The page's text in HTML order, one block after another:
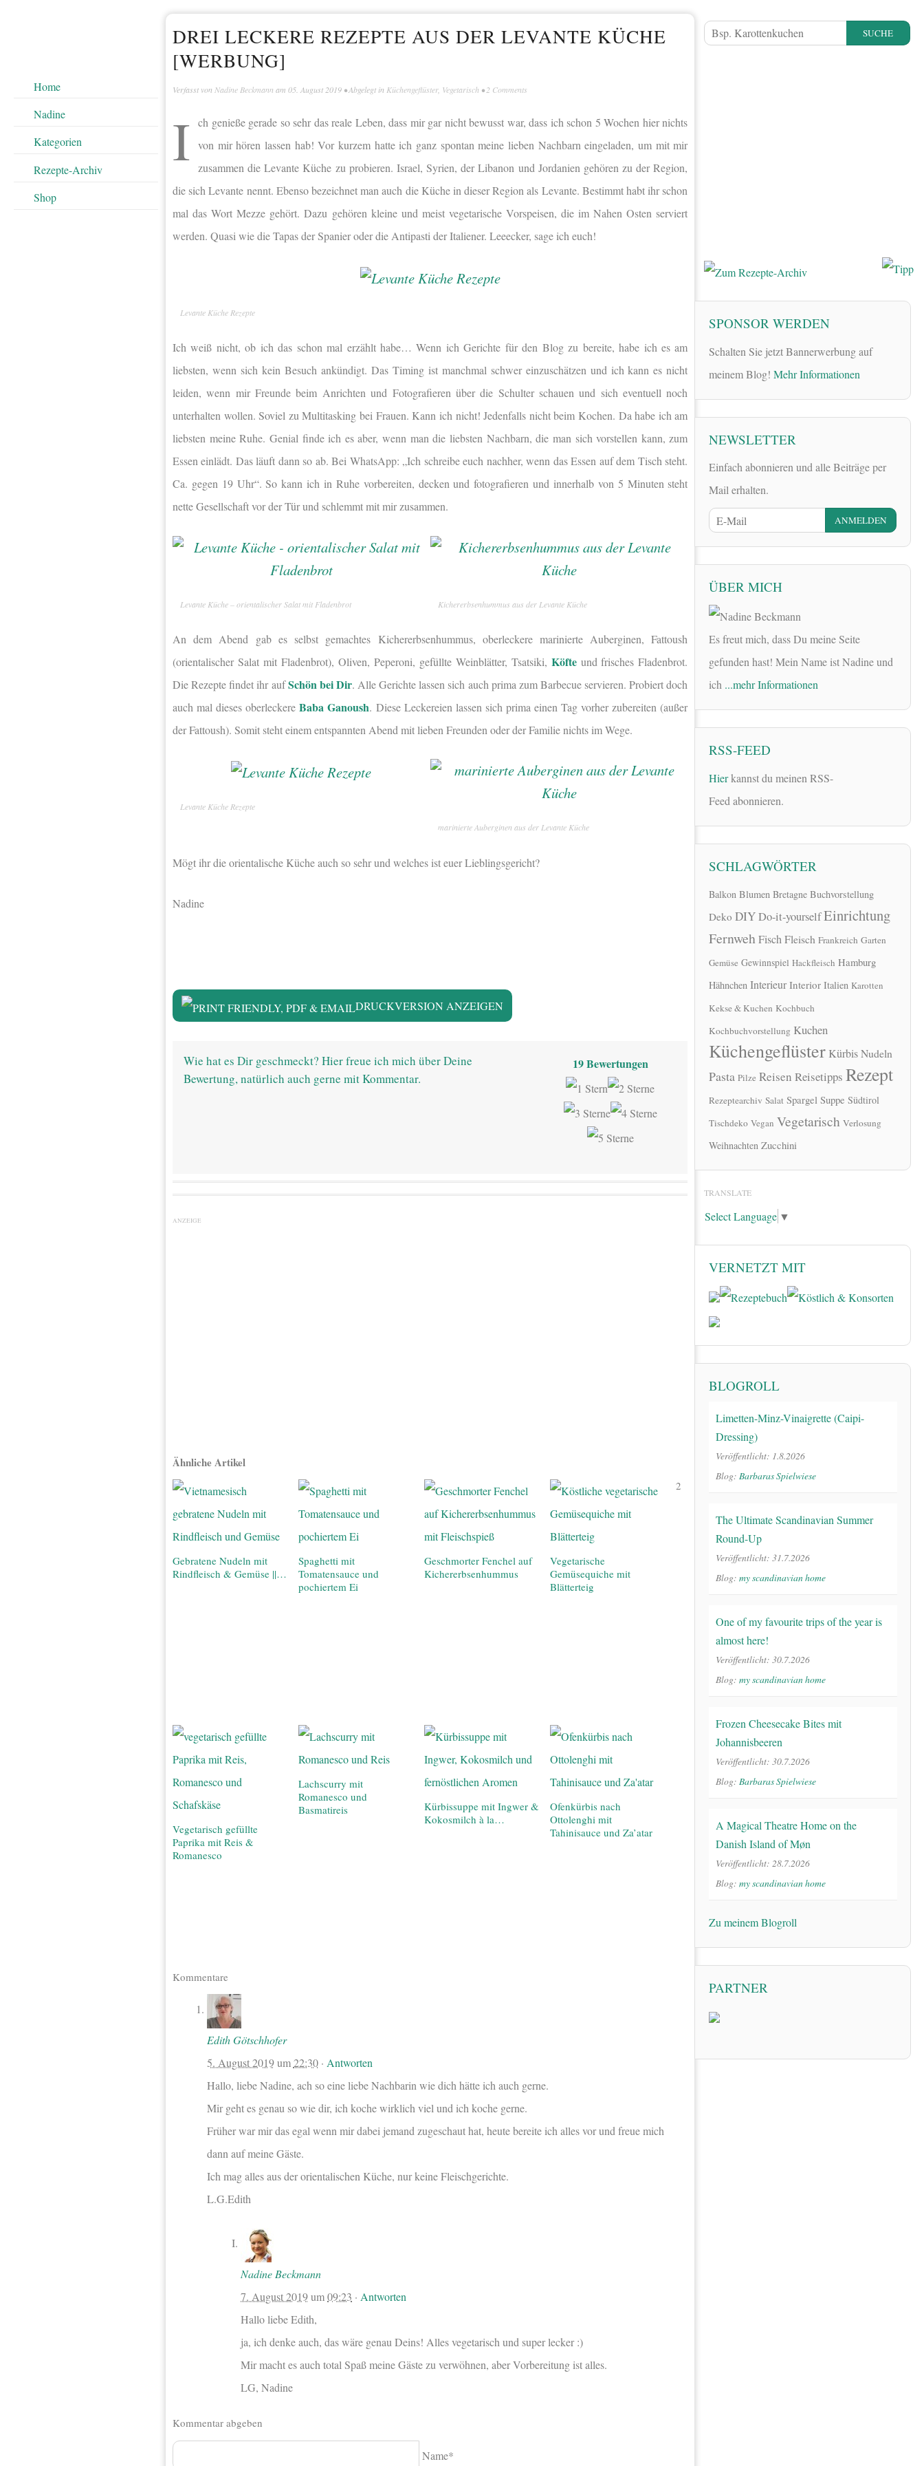
Home
Nadine
Kategorien
Rezepte-Archiv
Shop
DREI LECKERE REZEPTE AUS DER LEVANTE KÜCHE
[WERBUNG]
Verfasst von Nadine Beckmann am 05. August 2019 • Abgelegt in Küchengeflüster, Vegetarisch •2 Comments
I ch genieße gerade so sehr das reale Leben, dass mir gar nicht bewusst war, dass ich schon 5 Wochen hier nichts
von mir hören lassen hab! Vor kurzem hatte ich ganz spontan meine lieben Nachbarn eingeladen, um mit mir
zusammen die Levante Küche zu probieren. Israel, Syrien, der Libanon und Jordanien gehören zu der Region,
die sich Levante nennt. Ebenso bezeichnet man auch die Küche in dieser Region als Levante. Bestimmt habt ihr schon
mal das Wort Mezze gehört. Dazu gehören kleine und meist vegetarische Vorspeisen, die im Nahen Osten serviert
werden. Quasi wie die Tapas der Spanier oder die Antipasti der Italiener. Leeecker, sage ich euch!
Levante Küche Rezepte
Ich weiß nicht, ob ich das schon mal erzählt habe… Wenn ich Gerichte für den Blog zu bereite, habe ich es am
liebsten, wenn sichkein Besuch ankündigt. Das Timing ist manchmal schwer einzuschätzen und ich kann es nicht
leiden, wenn mir Freunde beim Anrichten und Fotografieren über die Schulter schauen und sich eventuell noch
unterhalten wollen. Soviel zu Multitasking bei Frauen. Kann ich nicht! Jedenfalls nicht beim Kochen. Da habe ich am
liebsten meine Ruhe. Genial finde ich es aber, wenn man die liebsten Nachbarn, die man sich vorstellen kann, zum
Essen einlädt. Das läuft dann so ab. Bei WhatsApp: „Ich schreibe euch nachher, wenn das Essen auf dem Tisch steht.
Ca. gegen 19 Uhr“. So kann ich in Ruhe vorbereiten, decken und fotografieren und innerhalb von 5 Minuten steht
nette Gesellschaft vor der Tür und schlemmt mit mir zusammen.
Levante Küche – orientalischer Salat mit Fladenbrot Kichererbsenhummus aus der Levante Küche
An dem Abend gab es selbst gemachtes Kichererbsenhummus, oberleckere marinierte Auberginen, Fattoush
(orientalischer Salat mit Fladenbrot), Oliven, Peperoni, gefüllte Weinblätter, Tsatsiki, Köfteund frisches Fladenbrot.
Die Rezepte findet ihr aufSchön bei Dir. Alle Gerichte lassen sich auch prima zum Barbecue servieren. Probiert doch
auch mal dieses oberleckereBaba Ganoush. Diese Leckereien lassen sich prima einen Tag vorher zubereiten (außer
der Fattoush). Somit steht einem entspannten Abend mit lieben Freunden oder der Familie nichts im Wege.
Levante Küche Rezepte
marinierte Auberginen aus der Levante Küche
Mögt ihr die orientalische Küche auch so sehr und welches ist euer Lieblingsgericht?
Nadine
DRUCKVERSION ANZEIGEN
Wie hat es Dir geschmeckt? Hier freue ich mich über Deine
Bewertung, natürlich auch gerne mit Kommentar.
19Bewertungen
ANZEIGE
Ähnliche Artikel
Gebratene Nudeln mit
Rindfleisch & Gemüse ||…
Spaghetti mit
Tomatensauce und
pochiertem Ei
Geschmorter Fenchel auf
Kichererbsenhummus
Vegetarische
Gemüsequiche mit
Blätterteig
Vegetarisch gefüllte
Paprika mit Reis &
Romanesco
Lachscurry mit
Romanesco und
Basmatireis
Kürbissuppe mit Ingwer &
Kokosmilch à la…
Ofenkürbis nach
Ottolenghi mit
Tahinisauce und Za’atar
2
Kommentare
Edith Götschhofer
5. August 2019um22:30· Antworten
Hallo, liebe Nadine, ach so eine liebe Nachbarin wie dich hätte ich auch gerne.
Mir geht es genau so wie dir, ich koche wirklich viel und ich koche gerne.
Früher war mir das egal wenn mir dabei jemand zugeschaut hat, heute bereite ich alles vor und freue mich
dann auf meine Gäste.
Ich mag alles aus der orientalischen Küche, nur keine Fleischgerichte.
L.G.Edith
Nadine Beckmann
7. August 2019um09:23 · Antworten
Hallo liebe Edith,
ja, ich denke auch, das wäre genau Deins! Alles vegetarisch und super lecker :)
Mir macht es auch total Spaß meine Gäste zu verwöhnen, aber Vorbereitung ist alles.
LG, Nadine
Kommentar abgeben
Name*
SUCHE
SPONSOR WERDEN
Schalten Sie jetzt Bannerwerbung auf
meinem Blog! Mehr Informationen
NEWSLETTER
Einfach abonnieren und alle Beiträge per
Mail erhalten.
ÜBER MICH
Es freut mich, dass Du meine Seite
gefunden hast! Mein Name ist Nadine und
ich ...mehr Informationen
RSS-FEED
Hierkannst du meinen RSS-
Feed abonnieren.
SCHLAGWÖRTER
Balkon Blumen Bretagne Buchvorstellung
Deko DIYDo-it-yourselfEinrichtung
FernwehFischFleisch Frankreich Garten
Gemüse Gewinnspiel Hackfleisch Hamburg
Hähnchen Interieur Interior Italien Karotten
Kekse & Kuchen Kochbuch
Kochbuchvorstellung Kuchen
Küchengeflüster KürbisNudeln
Pasta Pilze Reisen Reisetipps Rezept
Rezeptearchiv Salat Spargel Suppe Südtirol
Tischdeko Vegan Vegetarisch Verlosung
Weihnachten Zucchini
TRANSLATE
Select Language ▼
VERNETZT MIT
BLOGROLL
Limetten-Minz-Vinaigrette (Caipi-
Dressing)
Veröffentlicht: 1.8.2026
Blog: Barbaras Spielwiese
The Ultimate Scandinavian Summer
Round-Up
Veröffentlicht: 31.7.2026
Blog: my scandinavian home
One of my favourite trips of the year is
almost here!
Veröffentlicht: 30.7.2026
Blog: my scandinavian home
Frozen Cheesecake Bites mit
Johannisbeeren
Veröffentlicht: 30.7.2026
Blog: Barbaras Spielwiese
A Magical Theatre Home on the
Danish Island of Møn
Veröffentlicht: 28.7.2026
Blog: my scandinavian home
Zu meinem Blogroll
PARTNER